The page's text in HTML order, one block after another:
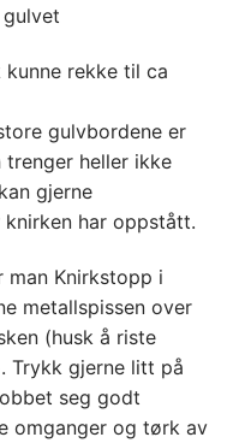
rekke til ca
gulvbordene er
heller ikke
gjerne
har oppstått.
man Knirkstopp i
metallspissen over
(husk å riste
Trykk gjerne litt på
seg godt
omganger og tørk av